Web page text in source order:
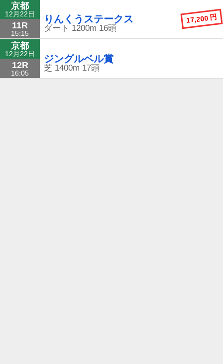
京都
12月22日
11R
15:15
りんくうステークス
ダート 1200m 16頭
17,200 円
京都
12月22日
12R
16:05
ジングルベル賞
芝 1400m 17頭